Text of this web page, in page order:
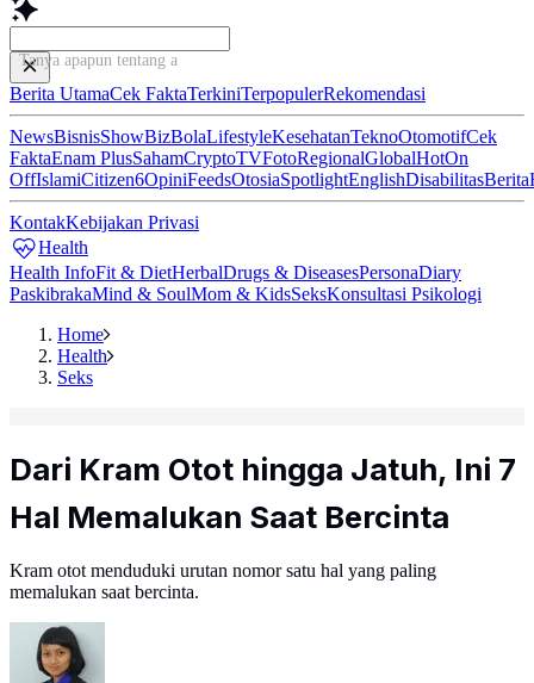
Tanya apapun tentang artikel
Berita UtamaCek FaktaTerkiniTerpopulerRekomendasi
NewsBisnisShowBizBolaLifestyleKesehatanTeknoOtomotifCek
FaktaEnam PlusSahamCryptoTVFotoRegionalGlobalHotOn
OffIslamiCitizen6OpiniFeedsOtosiaSpotlightEnglishDisabilitasBerita
KontakKebijakan Privasi
Health
Health InfoFit & DietHerbalDrugs & DiseasesPersonaDiary
PaskibrakaMind & SoulMom & KidsSeksKonsultasi Psikologi
Home
Health
Seks
Dari Kram Otot hingga Jatuh, Ini 7
Hal Memalukan Saat Bercinta
Kram otot menduduki urutan nomor satu hal yang paling
memalukan saat bercinta.